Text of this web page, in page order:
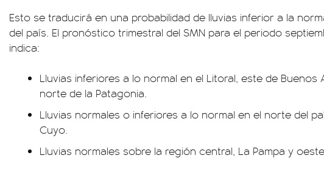
Esto se traducirá en una probabilidad de lluvias inferior a la
del país. El pronóstico trimestral del SMN para el periodo
indica:
Lluvias inferiores a lo normal en el Litoral, este de Buenos
norte de la Patagonia.
Lluvias normales o inferiores a lo normal en el norte del
Cuyo.
Lluvias normales sobre la región central, La Pampa y